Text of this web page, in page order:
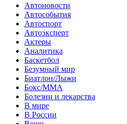
Автоновости
Автособытия
Автоспорт
Автоэксперт
Актеры
Аналитика
Баскетбол
Безумный мир
Биатлон/Лыжи
Бокс/MMA
Болезни и лекарства
В мире
В России